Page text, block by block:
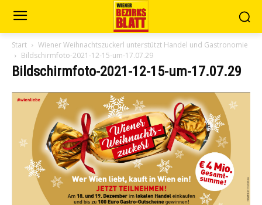
Start
Wiener Weihnachtszuckerl unterstützt Handel und Gastronomie
Bildschirmfoto-2021-12-15-um-17.07.29
Bildschirmfoto-2021-12-15-um-17.07.29